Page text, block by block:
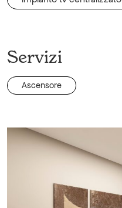
Servizi
Ascensore